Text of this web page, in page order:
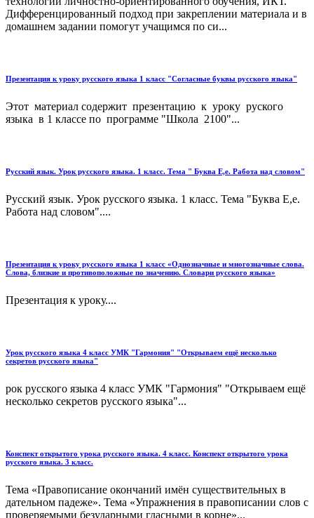
Дифференцированный подход при закреплении материала и в
домашнем задании помогут учащимся по си...
Презентация к уроку русского языка 1 класс "Согласные буквы русского языка"
Этот материал содержит презентацию к уроку руского
языка в 1 классе по программе "Школа 2100"...
Русский язык. Урок русского языка. 1 класс. Тема " Буква Е,е. Работа над словом"
Русский язык. Урок русского языка. 1 класс. Тема "Буква Е,е.
Работа над словом"....
Презентация к уроку русского языка 1 класс «Однозначные и многозначные слова.
Слова, близкие и противоположные по значению. Словари русского языка»
Презентация к уроку....
Урок русского языка 4 класс УМК "Гармония" "Открываем ещё несколько
секретов русского языка"
рок русского языка 4 класс УМК "Гармония" "Открываем ещё
несколько секретов русского языка"...
Конспект открытого урока русского языка. 4 класс. Конспект открытого урока
русского языка. 3 класс.
Тема «Правописание окончаний имён существительных в
дательном падеже». Тема «Упражнения в правописании слов с
проверяемыми безударными гласными в корне»...